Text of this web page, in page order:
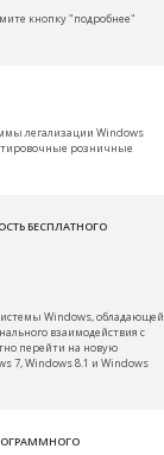
кнопку "подробнее"
легализации Windows
розничные
БЕСПЛАТНОГО
Windows, обладающей
взаимодействия с
перейти на новую
7, Windows 8.1 и Windows